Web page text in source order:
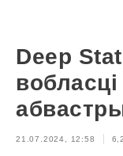
Deep
21.07.2024, 12:58